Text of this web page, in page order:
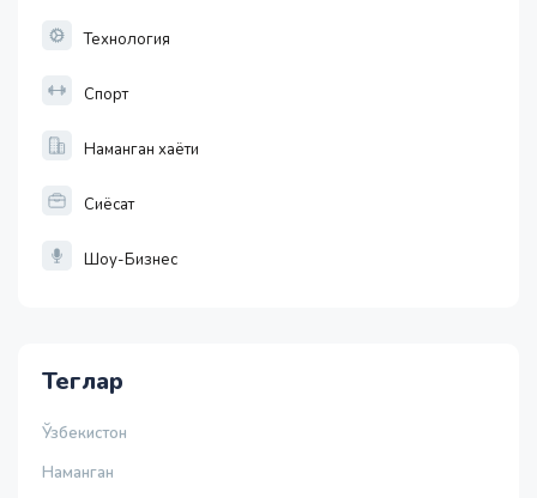
Технология
Спорт
Наманган хаёти
Сиёсат
Шоу-Бизнес
Теглар
Ўзбекистон
Наманган